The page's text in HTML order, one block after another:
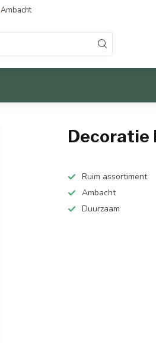
Ambacht
Decoratie
Ruim assortiment
Ambacht
Duurzaam